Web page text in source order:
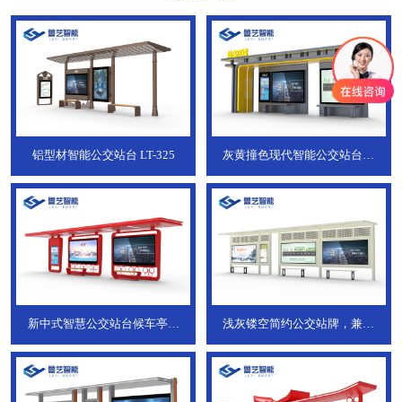
铝型材智能公交站台 LT-325
灰黄撞色现代智能公交站台，
新中式智慧公交站台候车亭，
浅灰镂空简约公交站牌，兼具